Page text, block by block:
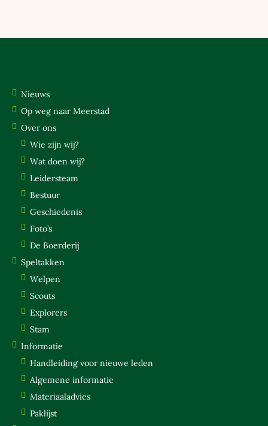
Nieuws
Op weg naar Meerstad
Over ons
Wie zijn wij?
Wat doen wij?
Leidersteam
Bestuur
Geschiedenis
Foto’s
De Boerderij
Speltakken
Welpen
Scouts
Explorers
Stam
Informatie
Handleiding voor nieuwe leden
Algemene informatie
Materiaaladvies
Paklijst
WIE ZIJN WIJ?
GESCHIEDENIS
VOOR DE LEIDING